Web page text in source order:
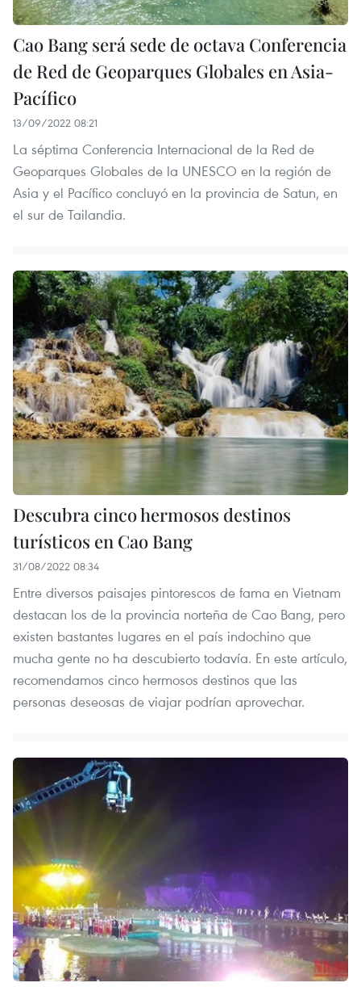
Cao Bang será sede de octava Conferencia
de Red de Geoparques Globales en Asia-
Pacífico
13/09/2022 08:21
La séptima Conferencia Internacional de la Red de
Geoparques Globales de la UNESCO en la región de
Asia y el Pacífico concluyó en la provincia de Satun, en
el sur de Tailandia.
Descubra cinco hermosos destinos
turísticos en Cao Bang
31/08/2022 08:34
Entre diversos paisajes pintorescos de fama en Vietnam
destacan los de la provincia norteña de Cao Bang, pero
existen bastantes lugares en el país indochino que
mucha gente no ha descubierto todavía. En este artículo,
recomendamos cinco hermosos destinos que las
personas deseosas de viajar podrían aprovechar.